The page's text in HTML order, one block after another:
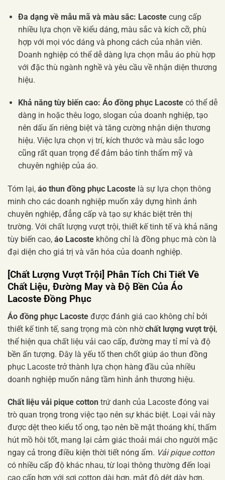
Đa dạng về mẫu mã và màu sắc: Lacostecung cấp
nhiều lựa chọn về kiểu dáng, màu sắc và kích cỡ, phù
hợp với mọi vóc dáng và phong cách của nhân viên.
Doanh nghiệp có thể dễ dàng lựa chọn mẫu áo phù hợp
với đặc thù ngành nghề và yêu cầu về nhận diện thương
hiệu.
Khả năng tùy biến cao: Áo đồng phục Lacostecó thể dễ
dàng in hoặc thêu logo, slogan của doanh nghiệp, tạo
nên dấu ấn riêng biệt và tăng cường nhận diện thương
hiệu. Việc lựa chọn vị trí, kích thước và màu sắc logo
cũng rất quan trọng để đảm bảo tính thẩm mỹ và
chuyên nghiệp của áo.
Tóm lại, áo thun đồng phục Lacoste là sự lựa chọn thông
minh cho các doanh nghiệp muốn xây dựng hình ảnh
chuyên nghiệp, đẳng cấp và tạo sự khác biệt trên thị
trường. Với chất lượng vượt trội, thiết kế tinh tế và khả năng
tùy biến cao, áo Lacoste không chỉ là đồng phục mà còn là
đại diện cho giá trị và văn hóa của doanh nghiệp.
[Chất Lượng Vượt Trội] Phân Tích Chi Tiết Về
Chất Liệu, Đường May và Độ Bền Của Áo
Lacoste Đồng Phục
Áo đồng phục Lacoste được đánh giá cao không chỉ bởi
thiết kế tinh tế, sang trọng mà còn nhờchất lượng vượt trội,
thể hiện qua chất liệu vải cao cấp, đường may tỉ mỉ và độ
bền ấn tượng. Đây là yếu tố then chốt giúp áo thun đồng
phục Lacoste trở thành lựa chọn hàng đầu của nhiều
doanh nghiệp muốn nâng tầm hình ảnh thương hiệu.
Chất liệu vải pique cotton trứ danh của Lacoste đóng vai
trò quan trọng trong việc tạo nên sự khác biệt. Loại vải này
được dệt theo kiểu tổ ong, tạo nên bề mặt thoáng khí, thấm
hút mồ hôi tốt, mang lại cảm giác thoải mái cho người mặc
ngay cả trong điều kiện thời tiết nóng ẩm. Vải pique cotton
có nhiều cấp độ khác nhau, từ loại thông thường đến loại
cao cấp hơn với sợi cotton dài hơn, mật độ dệt dày hơn,